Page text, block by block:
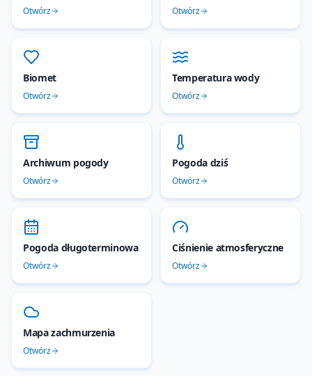
Otwórz Otwórz
Biomet
Otwórz
Temperatura wody
Otwórz
Archiwum pogody
Otwórz
Pogoda dziś
Otwórz
Pogoda długoterminowa
Otwórz
Ciśnienie atmosferyczne
Otwórz
Mapa zachmurzenia
Otwórz